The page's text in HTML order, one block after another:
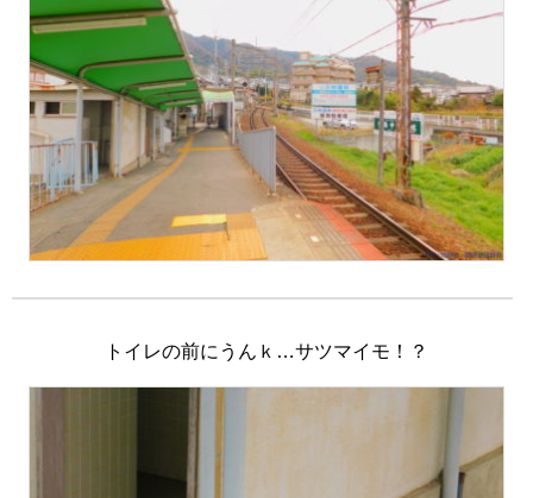
トイレの前にうんｋ…サツマイモ！？